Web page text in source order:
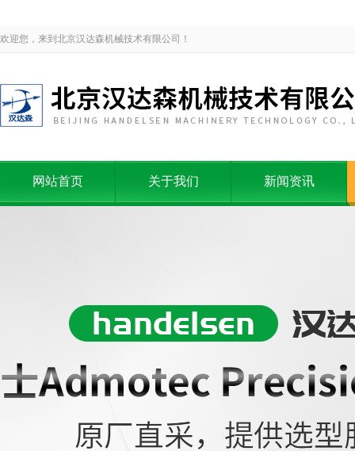
欢迎您，来到北京汉达森机械技术有限公司！
网站首页 关于我们 新闻资讯